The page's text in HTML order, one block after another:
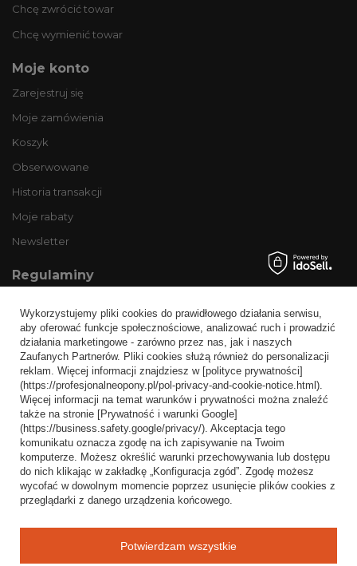
Chcę zwrócić towar
Chcę wymienić towar
Moje konto
Zarejestruj się
Moje zamówienia
Koszyk
Obserwowane
Historia transakcji
Moje rabaty
Newsletter
Regulaminy
Wysyłka
Sposoby płatności i prowizje
Regulamin
Polityka prywatności
Odstąpienie od umowy
Popularne kategorie
Opony bezdętkowe
Opony dętkowe
Wykorzystujemy pliki cookies do prawidłowego działania serwisu,
aby oferować funkcje społecznościowe, analizować ruch i prowadzić
działania marketingowe - zarówno przez nas, jak i naszych
Zaufanych Partnerów. Pliki cookies służą również do personalizacji
reklam. Więcej informacji znajdziesz w [polityce prywatności]
(https://profesjonalneopony.pl/pol-privacy-and-cookie-notice.html).
Więcej informacji na temat warunków i prywatności można znaleźć
także na stronie [Prywatność i warunki Google]
(https://business.safety.google/privacy/). Akceptacja tego
komunikatu oznacza zgodę na ich zapisywanie na Twoim
komputerze. Możesz określić warunki przechowywania lub dostępu
do nich klikając w zakładkę „Konfiguracja zgód”. Zgodę możesz
wycofać w dowolnym momencie poprzez usunięcie plików cookies z
przeglądarki z danego urządzenia końcowego.
Potwierdzam wszystkie